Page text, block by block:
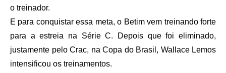
o treinador.
E para conquistar essa meta, o Betim vem treinando forte
para a estreia na Série C. Depois que foi eliminado,
justamente pelo Crac, na Copa do Brasil, Wallace Lemos
intensificou os treinamentos.